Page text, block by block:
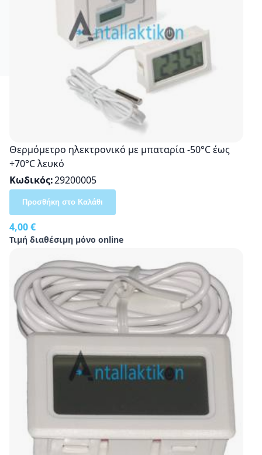
Θερμόμετρο ηλεκτρονικό με μπαταρία -50°C έως
+70°C λευκό
Κωδικός 29200005
4,00 €
Τιμή διαθέσιμη μόνο online
Προσθήκη στο Καλάθι